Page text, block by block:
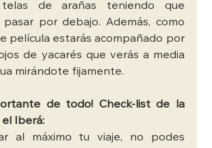
de arañas teniendo que
pasar por debajo. Además, como
película estarás acompañado por
de yacarés que verás a media
mirándote fijamente.
de todo! Check-list de la
el Iberá:
al máximo tu viaje, no podes